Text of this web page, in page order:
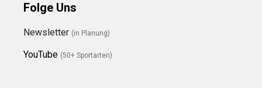
Folge Uns
Newsletter (in Planung)
YouTube (50+ Sportarten)